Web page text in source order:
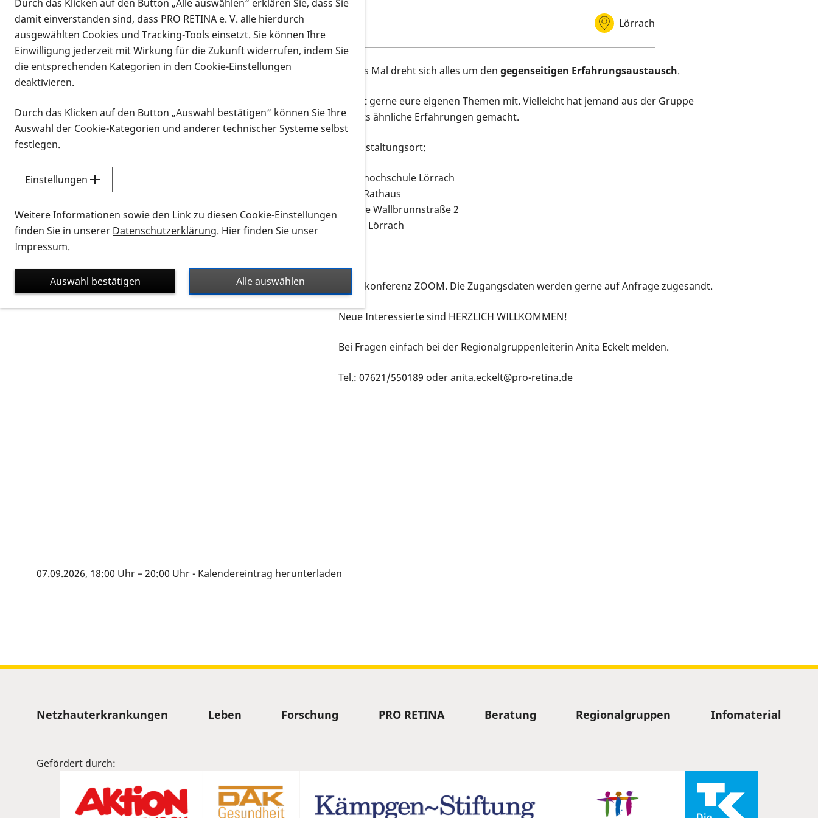
Vorlesen
Informationen zum Termin
07.09.2026, 18:00 Uhr –20:00 Uhr Veranstaltungsort
Lörrach
Eine Gruppe sehbehinderter Menschen im gegenseitigen
Dieses Mal dreht sich alles um den gegenseitigen Erfahrungsaustausch.
Bringt gerne eure eigenen Themen mit. Vielleicht hat jemand aus der Gruppe
bereits ähnliche Erfahrungen gemacht.
Veranstaltungsort:
Volkshochschule Lörrach
Altes Rathaus
Untere Wallbrunnstraße 2
79539 Lörrach
Videokonferenz ZOOM. Die Zugangsdaten werden gerne auf Anfrage zugesandt.
Neue Interessierte sind HERZLICH WILLKOMMEN!
Bei Fragen einfach bei der Regionalgruppenleiterin Anita Eckelt melden.
Tel.: 07621/550189 oderanita.eckelt@pro-retina.de
Kalenderinformationen zum Termin
07.09.2026, 18:00 Uhr–20:00 Uhr- Kalendereintrag herunterladen
Sitemap
Netzhauterkrankungen Leben Forschung PRO RETINA Beratung Regionalgruppen Infomaterial
Gefördert durch:
Durch das Klicken auf den Button „Alle auswählen“ erklären Sie, dass Sie
damit einverstanden sind, dass PRO RETINA e. V. alle hierdurch
ausgewählten Cookies und Tracking-Tools einsetzt. Sie können Ihre
Einwilligung jederzeit mit Wirkung für die Zukunft widerrufen, indem Sie
die entsprechenden Kategorien in den Cookie-Einstellungen
deaktivieren.
Durch das Klicken auf den Button „Auswahl bestätigen“ können Sie Ihre
Auswahl der Cookie-Kategorien und anderer technischer Systeme selbst
festlegen.
Einstellungen
Weitere Informationen sowie den Link zu diesen Cookie-Einstellungen
finden Sie in unserer Datenschutzerklärung. Hier finden Sie unser
Impressum.
Alle auswählen
Auswahl bestätigen